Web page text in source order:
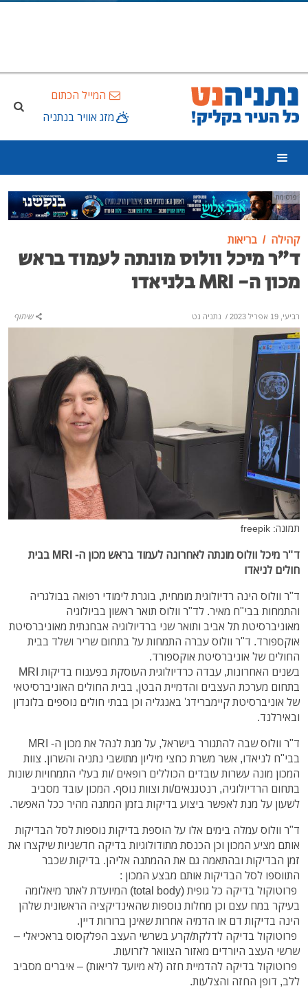
המייל הכתום
מזג אוויר בנתניה
פרסומת
קהילה בריאות
ד"ר מיכל וולוס מונתה לעמוד בראש
מכון ה- MRI בלניאדו
רביעי, 19 אפריל 2023 / נתניה נט שיתוף
תמונה: freepik
ד"ר מיכל וולוס מונתה לאחרונה לעמוד בראש מכון ה- MRI בבית
חולים לניאדו
ד"ר וולוס הינה רדיולוגית מומחית, בוגרת לימודי רפואה בבולגריה
והתמחות בבי"ח מאיר. לד"ר וולוס תואר ראשון בביולוגיה
מאוניברסיטת תל אביב ותואר שני ברדיולוגיה אבחנתית מאוניברסיטת
אוקספורד. ד"ר וולוס עברה התמחות על בתחום שריר ושלד בבית
החולים של אוניברסיטת אוקספורד.
בשנים האחרונות, עבדה כרדיולוגית העוסקת בפענוח בדיקות MRI
בתחום מערכת העצבים והדמיית הבטן, בבית החולים האוניברסיטאי
של אוניברסיטת קיימברידג' באנגליה וכן בבתי חולים נוספים בלונדון
ובאירלנד.
ד"ר וולוס שבה להתגורר בישראל, על מנת לנהל את מכון ה- MRI
בבי"ח לניאדו, אשר משרת כחצי מיליון מתושבי נתניה והשרון. צוות
המכון מונה עשרות עובדים הכוללים רופאים /ות בעלי התמחויות שונות
בתחום הרדיולוגיה, רנטגנאים/ות וצוות נוסף. המכון עובד מסביב
לשעון על מנת לאפשר ביצוע בדיקות בזמן המתנה מהיר ככל האפשר.
ד"ר וולוס עמלה בימים אלו על הוספת בדיקות נוספות לסל הבדיקות
אותם מציע המכון וכן הכנסת מתודולוגיות בדיקה חדשניות שיקצרו את
זמן הבדיקות ובהתאמה גם את ההמתנה אליהן. בדיקות שכבר
התווספו לסל הבדיקות אותם מבצע המכון :
פרוטוקול בדיקה כל גופית (total body) המיועדת לאתר מיאלומה
בעיקר במח עצם וכן מחלות נוספות שהאינדיקציה הראשונית שלהן
הינה בדיקות דם או הדמיה אחרות שאינן ברורות דיין.
פרוטוקול בדיקה לדלקת/קרע בשרשי העצב הפלקסוס בראכיאלי –
שרשי העצב היורדים מאזור הצוואר לזרועות.
פרוטוקול בדיקה להדמיית חזה (לא מיועד לריאות) – איברים מסביב
ללב, דופן החזה והצלעות.